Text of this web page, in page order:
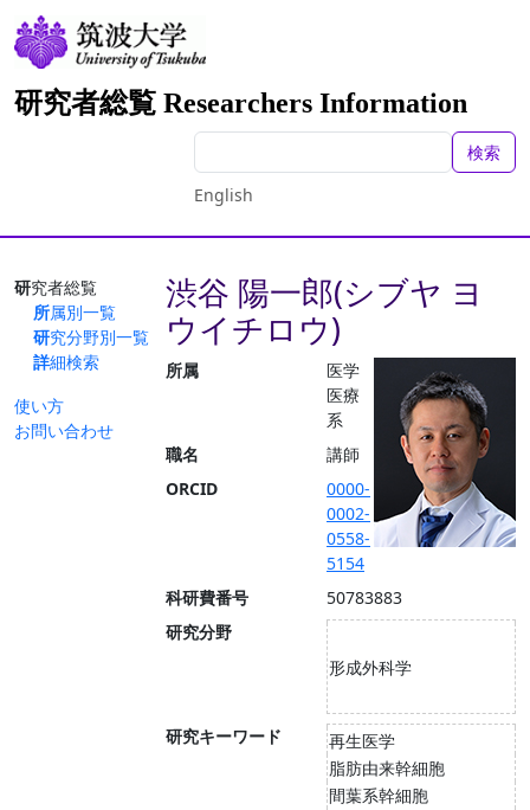
研究者総覧 Researchers Information
検索
English
研究者総覧
所属別一覧
研究分野別一覧
詳細検索
使い方
お問い合わせ
渋谷 陽一郎(シブヤ ヨ
ウイチロウ)
所属
医学
医療
系
職名
講師
ORCID
0000-
0002-
0558-
5154
科研費番号
50783883
研究分野
形成外科学
研究キーワード
再生医学
脂肪由来幹細胞
間葉系幹細胞